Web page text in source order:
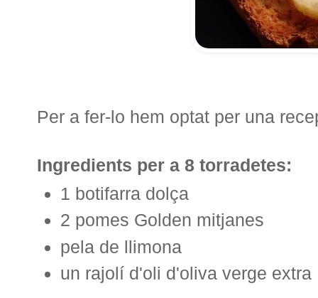
Per a fer-lo hem optat per una
Ingredients per a 8 torradetes:
1 botifarra dolça
2 pomes Golden mitjanes
pela de llimona
un rajolí d'oli d'oliva verge extra